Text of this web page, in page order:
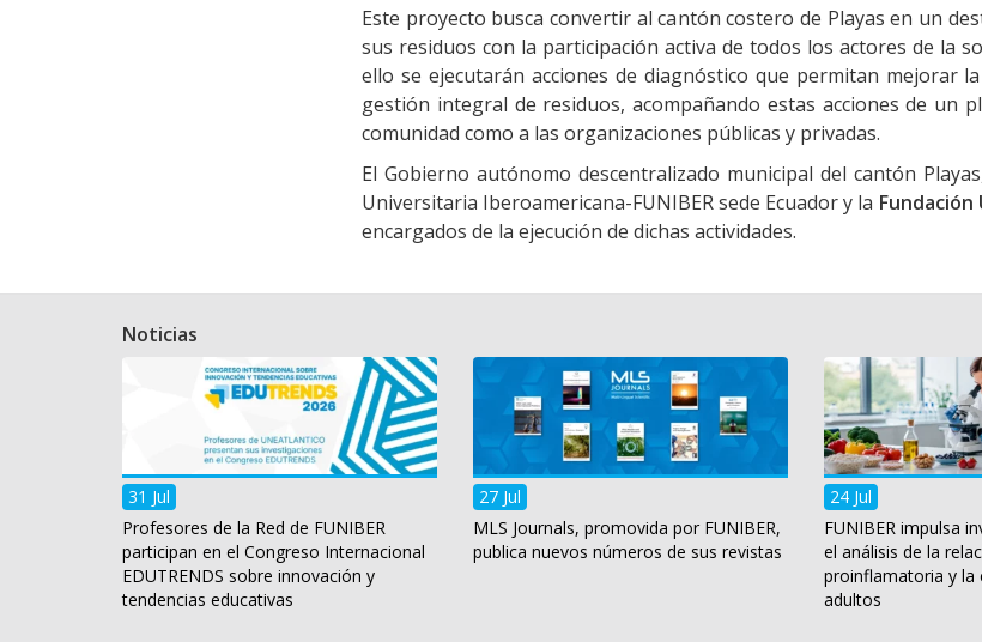
Este proyecto busca convertir al cantón costero de Playas en un
sus residuos con la participación activa de todos los actores de la
ello se ejecutarán acciones de diagnóstico que permitan mejorar
gestión integral de residuos, acompañando estas acciones de un
comunidad como a las organizaciones públicas y privadas.
El Gobierno autónomo descentralizado municipal del cantón
Universitaria Iberoamericana-FUNIBER sede Ecuador y la Fundación
encargados de la ejecución de dichas actividades.
Noticias
31 Jul
Profesores de la Red de FUNIBER
participan en el Congreso Internacional
EDUTRENDS sobre innovación y
tendencias educativas
27 Jul
MLS Journals, promovida por FUNIBER,
publica nuevos números de sus revistas
24 Jul
FUNIBER impulsa
el análisis de la
proinflamatoria y la
adultos